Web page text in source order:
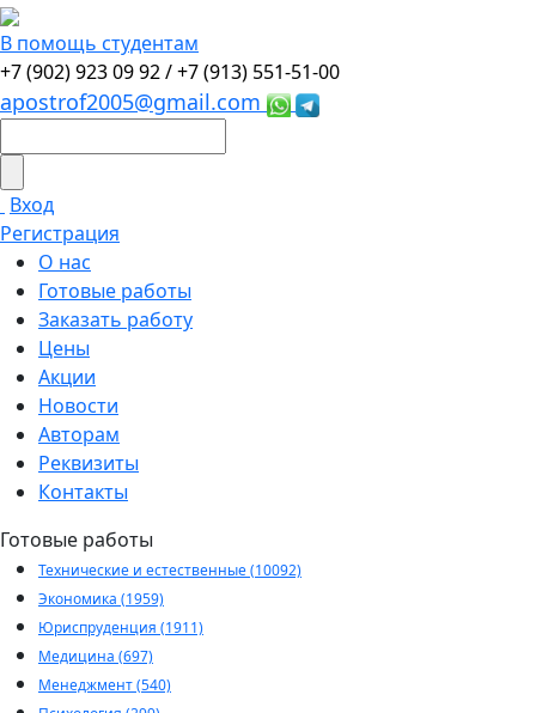
В помощь студентам
+7 (902) 923 09 92 /+7 (913) 551-51-00
apostrof2005@gmail.com
Вход
Регистрация
О нас
Готовые работы
Заказать работу
Цены
Акции
Новости
Авторам
Реквизиты
Контакты
Готовые работы
Технические и естественные (10092)
Экономика (1959)
Юриспруденция (1911)
Медицина (697)
Менеджмент (540)